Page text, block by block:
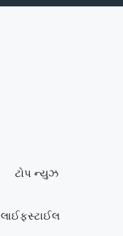
ટોપ ન્યુઝ
લાઈફસ્ટાઈલ